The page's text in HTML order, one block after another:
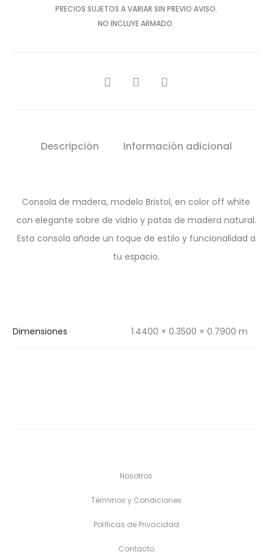
PRECIOS SUJETOS A VARIAR SIN PREVIO AVISO.
NO INCLUYE ARMADO.
SHARE
Descripción Información adicional
Consola de madera, modelo Bristol, en color off white
con elegante sobre de vidrio y patas de madera natural.
Esta consola añade un toque de estilo y funcionalidad a
tu espacio.
Dimensiones 1.4400 × 0.3500 × 0.7900 m
Nosotros
Términos y Condiciones
Políticas de Privacidad
Contacto